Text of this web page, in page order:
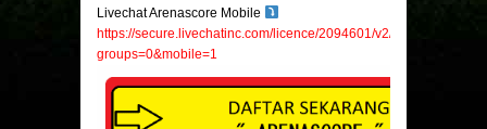
Livechat Arenascore Mobile
https://secure.livechatinc.com/licence/2094601/v2/open_chat.cgi?
groups=0&mobile=1